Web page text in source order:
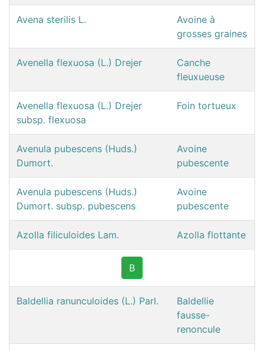
Avena sterilis L.
Avoine à
grosses graines
Avenella flexuosa (L.) Drejer
Canche
fleuxueuse
Avenella flexuosa (L.) Drejer
subsp. flexuosa
Foin tortueux
Avenula pubescens (Huds.)
Dumort.
Avoine
pubescente
Avenula pubescens (Huds.)
Dumort. subsp. pubescens
Avoine
pubescente
Azolla filiculoides Lam. Azolla flottante
B
Baldellia ranunculoides (L.) Parl.
Baldellie
fausse-
renoncule